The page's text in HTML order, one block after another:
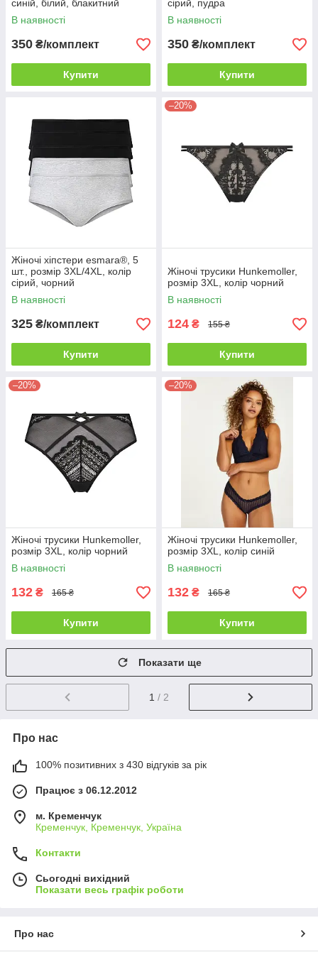
синій, білий, блакитний
В наявності
350 ₴/комплект
Купити
сірий, пудра
В наявності
350 ₴/комплект
Купити
Жіночі хіпстери esmara®, 5
шт., розмір 3XL/4XL, колір
сірий, чорний
В наявності
325 ₴/комплект
Купити
–20%
Жіночі трусики Hunkemoller,
розмір 3XL, колір чорний
В наявності
124 ₴ 155 ₴
Купити
–20%
Жіночі трусики Hunkemoller,
розмір 3XL, колір чорний
В наявності
132 ₴ 165 ₴
Купити
–20%
Жіночі трусики Hunkemoller,
розмір 3XL, колір синій
В наявності
132 ₴ 165 ₴
Купити
Показати ще
1 / 2
Про нас
100% позитивних з 430 відгуків за рік
Працює з 06.12.2012
м. Кременчук
Кременчук, Кременчук, Україна
Контакти
Сьогодні вихідний
Показати весь графік роботи
Про нас